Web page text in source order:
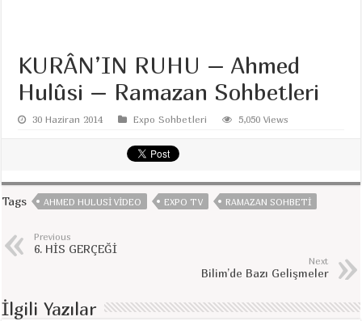
KURÂN’IN RUHU – Ahmed
Hulûsi – Ramazan Sohbetleri
30 Haziran 2014 Expo Sohbetleri 5,050 Views
Tags AHMED HULUSI VIDEO EXPO TV RAMAZAN SOHBETI
Previous
6. HİS GERÇEĞİ
Next
Bilim’de Bazı Gelişmeler
İlgili Yazılar